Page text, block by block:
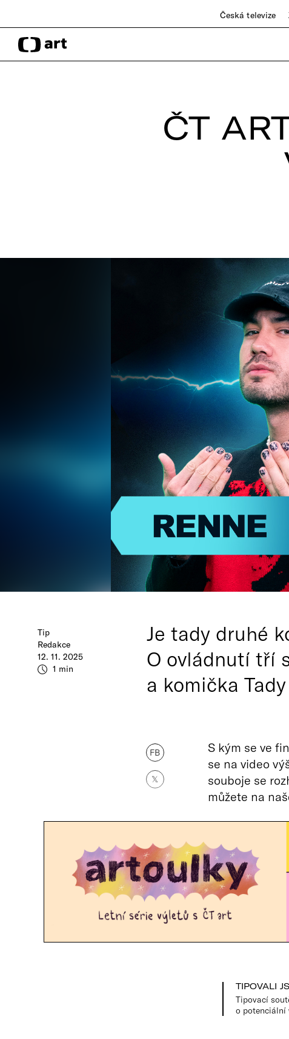
Česká televize
ČT
Tip
Redakce
12. 11. 2025
1 min
Je tady druhé
O ovládnutí tří
a komička
FB
𝕏
S kým se ve
se na video
souboje se
můžete na
TIPOVALI
Tipovací
o potenciální